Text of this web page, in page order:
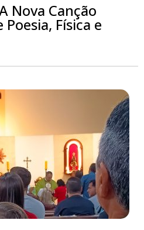
Nova Canção
Física e